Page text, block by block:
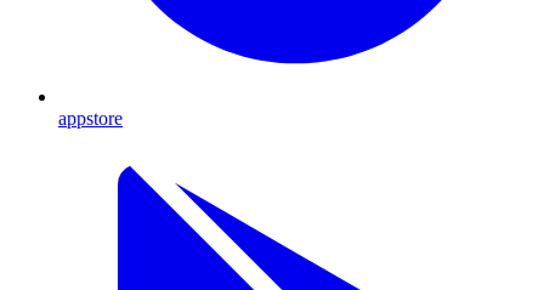
appstore